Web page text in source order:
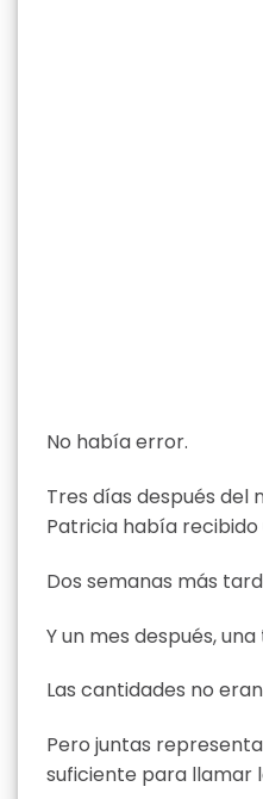
No había error.
Tres días después del
Patricia había
Dos semanas más
Y un mes después,
Las cantidades no
Pero juntas
suficiente para llamar